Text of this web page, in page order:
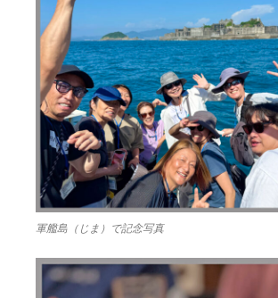
軍艦島（じま）で記念写真